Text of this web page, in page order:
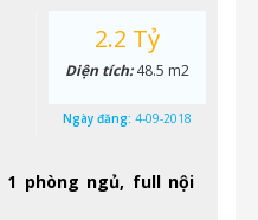
1 phòng ngủ, full nội
2.2 Tỷ
Diện tích:48.5 m2
Ngày đăng: 4-09-2018